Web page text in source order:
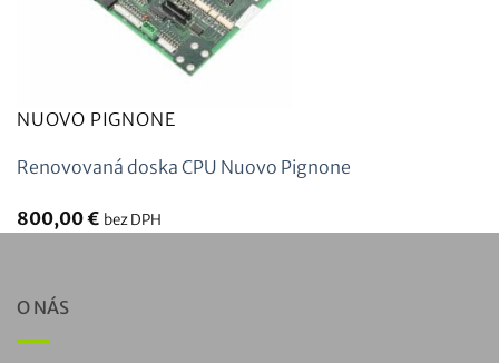
NUOVO PIGNONE
Renovovaná doska CPU Nuovo Pignone
800,00€ bez DPH
O NÁS